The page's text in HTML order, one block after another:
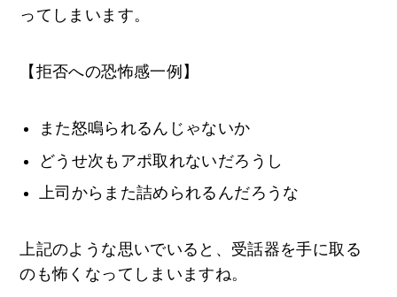
ってしまいます。
【拒否への恐怖感一例】
また怒鳴られるんじゃないか
どうせ次もアポ取れないだろうし
上司からまた詰められるんだろうな
上記のような思いでいると、受話器を手に取る
のも怖くなってしまいますね。